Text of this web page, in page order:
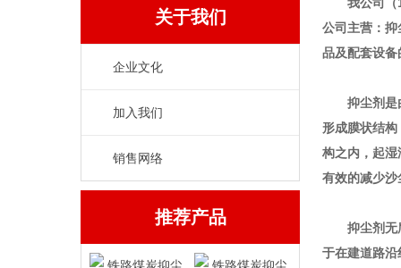
关于我们
企业文化
加入我们
销售网络
推荐产品
公司主营：
品及配套设
抑尘剂是由
形成膜状结
构之内，起
有效的减少
抑尘剂无腐
于在建道路